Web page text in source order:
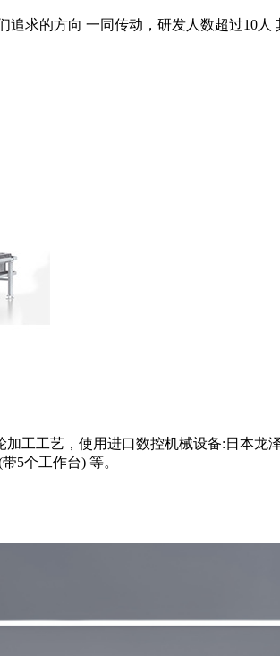
求的方向 一同传动，研发人数超过10
工工艺，使用进口数控机械设备:日本
5个工作台) 等。